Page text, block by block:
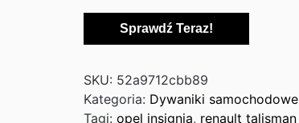
Sprawdź Teraz!
SKU: 52a9712cbb89
Kategoria: Dywaniki samochodowe
Tagi: opel insignia, renault talisman